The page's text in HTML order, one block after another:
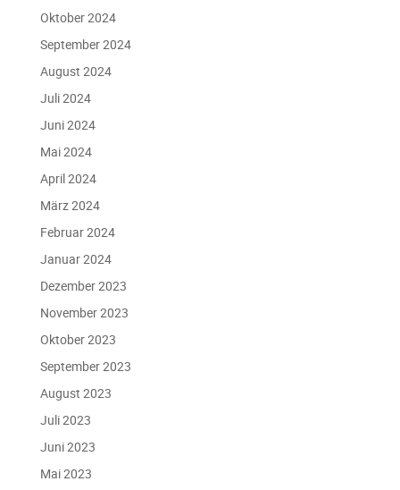
Oktober 2024
September 2024
August 2024
Juli 2024
Juni 2024
Mai 2024
April 2024
März 2024
Februar 2024
Januar 2024
Dezember 2023
November 2023
Oktober 2023
September 2023
August 2023
Juli 2023
Juni 2023
Mai 2023